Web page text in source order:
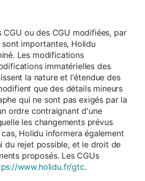
ou des CGU modifiées, par
importantes, Holidu
Les modifications
immatérielles des
la nature et l'étendue des
que des détails mineurs
qui ne sont pas exigés par la
ordre contraignant d'une
les changements prévus
Holidu informera également
du rejet possible, et le droit de
proposés. Les CGUs
www.holidu.fr/gtc.